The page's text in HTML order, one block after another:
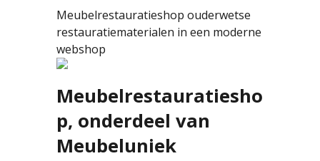
Meubelrestauratieshop ouderwetse
restauratiematerialen in een moderne
webshop
Meubelrestauratiesho
p, onderdeel van
Meubeluniek